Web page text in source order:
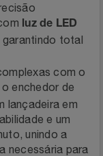
luz de LED
total
com o
enchedor de
lançadeira em
e um
unindo a
necessária para